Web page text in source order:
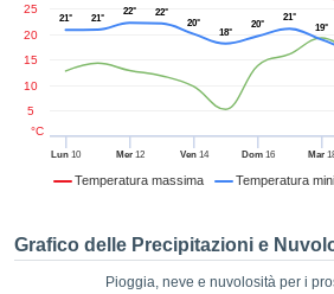
È
a
Web
Temperatura massima Temperatura
Lun 10 Mer12 Ven14 Dom16 Mar
5
10
15
20
25
°C
21° 21°
22°
22°
20°
18°
20°
21°
19°
Grafico delle Precipitazioni e
Pioggia, neve e nuvolosità per i